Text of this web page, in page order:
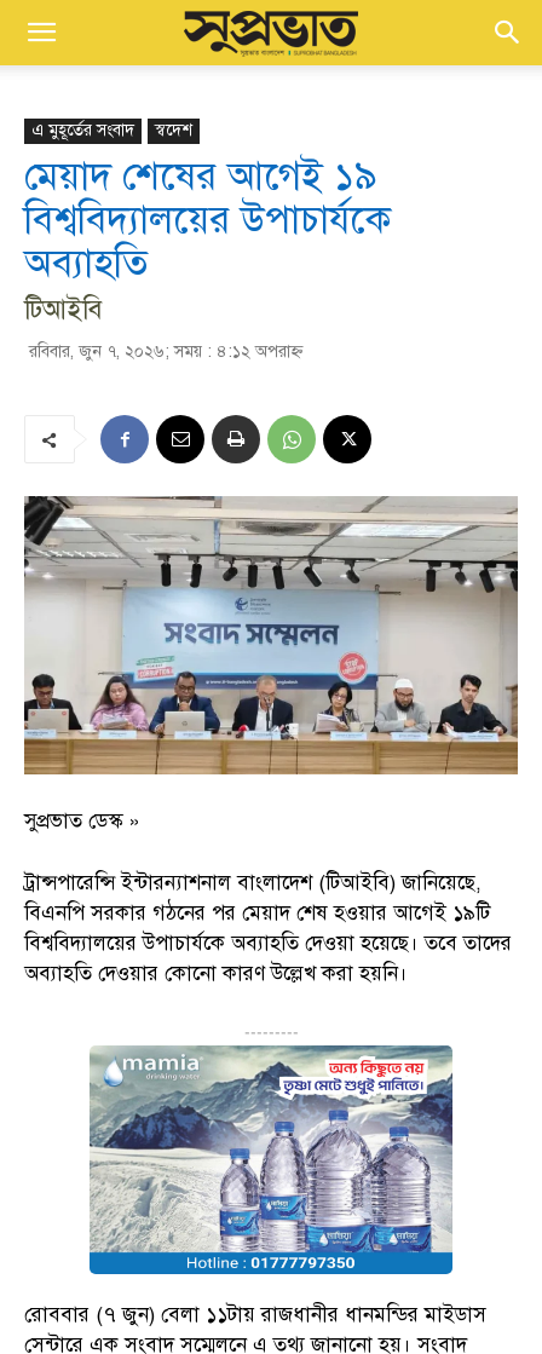
এ মুহূর্তের সংবাদ স্বদেশ
মেয়াদ শেষের আগেই ১৯
বিশ্ববিদ্যালয়ের উপাচার্যকে
অব্যাহতি
টিআইবি
রবিবার, জুন ৭, ২০২৬; সময় : ৪:১২ অপরাহ্ণ
সুপ্রভাত ডেস্ক »
ট্রান্সপারেন্সি ইন্টারন্যাশনাল বাংলাদেশ (টিআইবি) জানিয়েছে,
বিএনপি সরকার গঠনের পর মেয়াদ শেষ হওয়ার আগেই ১৯টি
বিশ্ববিদ্যালয়ের উপাচার্যকে অব্যাহতি দেওয়া হয়েছে। তবে তাদের
অব্যাহতি দেওয়ার কোনো কারণ উল্লেখ করা হয়নি।
---------
রোববার (৭ জুন) বেলা ১১টায় রাজধানীর ধানমন্ডির মাইডাস
সেন্টারে এক সংবাদ সম্মেলনে এ তথ্য জানানো হয়। সংবাদ